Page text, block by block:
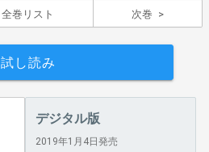
全巻リスト 次巻
試し読み
デジタル版
2019年1月4日発売